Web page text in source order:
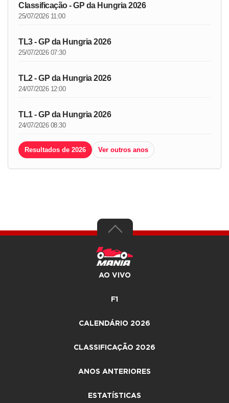
Classificação - GP da Hungria 2026
25/07/2026 11:00
TL3 - GP da Hungria 2026
25/07/2026 07:30
TL2 - GP da Hungria 2026
24/07/2026 12:00
TL1 - GP da Hungria 2026
24/07/2026 08:30
Resultados de 2026 Ver outros anos
AO VIVO
F1
CALENDÁRIO 2026
CLASSIFICAÇÃO 2026
ANOS ANTERIORES
ESTATÍSTICAS